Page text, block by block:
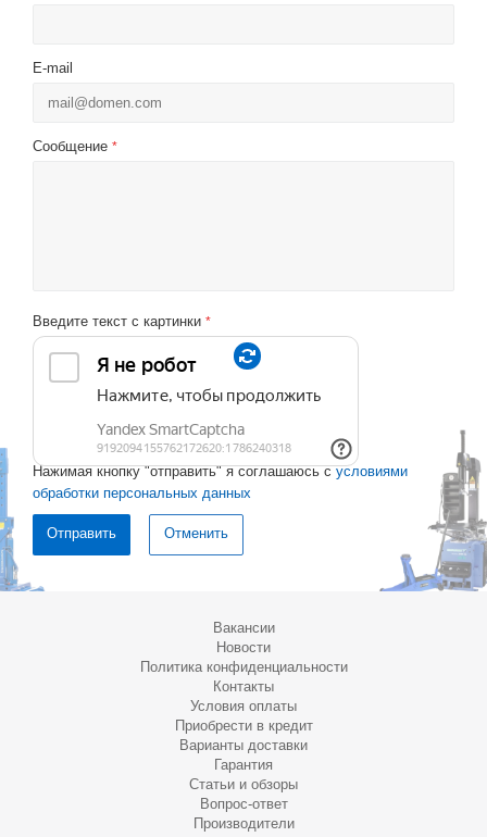
E-mail
Сообщение *
Введите текст с картинки *
Нажимая кнопку "отправить" я соглашаюсь с условиями
обработки персональных данных
Отменить
Вакансии
Новости
Политика конфиденциальности
Контакты
Условия оплаты
Приобрести в кредит
Варианты доставки
Гарантия
Статьи и обзоры
Вопрос-ответ
Производители